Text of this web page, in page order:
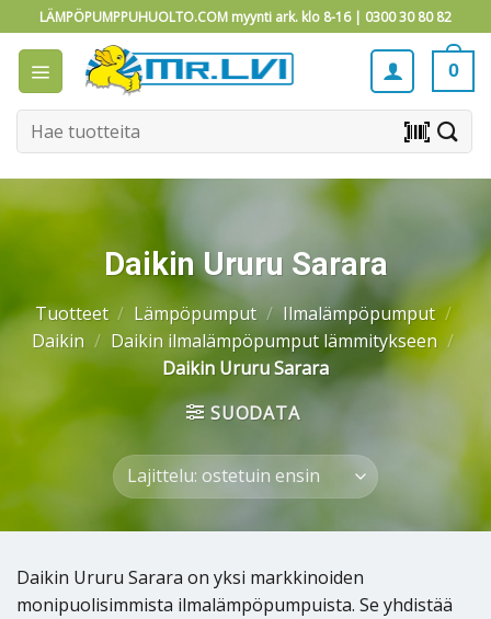
to
content
LÄMPÖPUMPPUHUOLTO.COM myynti ark. klo 8-16 | 0300 30 80 82
0
Etsi: barcode_scanner
Daikin Ururu Sarara
Tuotteet / Lämpöpumput / Ilmalämpöpumput /
Daikin / Daikin ilmalämpöpumput lämmitykseen /
Daikin Ururu Sarara
SUODATA
Daikin Ururu Sarara on yksi markkinoiden
monipuolisimmista ilmalämpöpumpuista. Se yhdistää